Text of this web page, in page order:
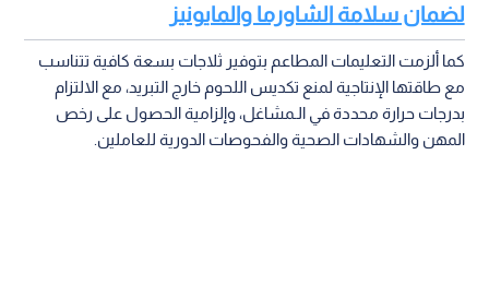
لضمان سلامة الشاورما والمايونيز
كما ألزمت التعليمات المطاعم بتوفير ثلاجات بسعة كافية تتناسب
مع طاقتها الإنتاجية لمنع تكديس اللحوم خارج التبريد، مع الالتزام
بدرجات حرارة محددة في الـمشاغل، وإلزامية الحصول على رخص
المهن والشهادات الصحية والفحوصات الدورية للعاملين.